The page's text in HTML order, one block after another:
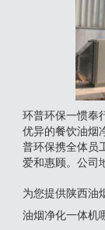
环普环保一惯奉
优异的餐饮油烟
普环保携全体员
爱和惠顾。公司
为您提供陕西油
油烟净化一体机